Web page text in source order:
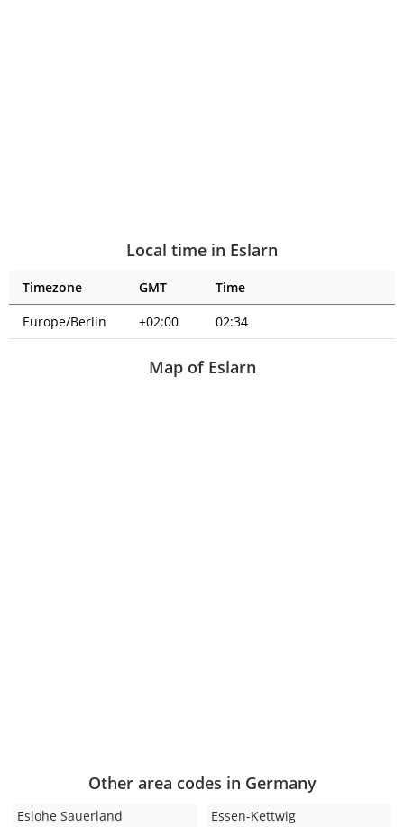
Local time in Eslarn
Timezone GMT
Time
Europe/Berlin
+02:00 02:34
Map of Eslarn
Other area codes in Germany
Eslohe Sauerland Essen-Kettwig